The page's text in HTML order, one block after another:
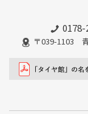
0178-
〒039-1103